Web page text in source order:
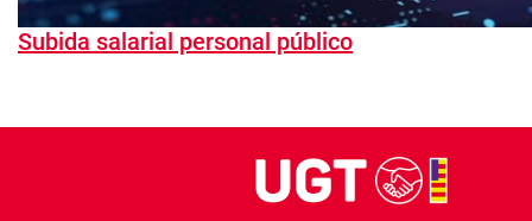
Subida salarial personal público